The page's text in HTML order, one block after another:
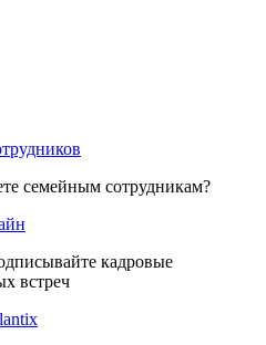
семейным сотрудникам?
кадровые
встреч